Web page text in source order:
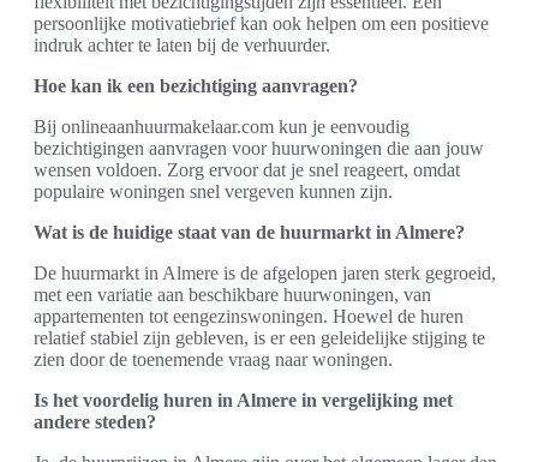
persoonlijke motivatiebrief kan ook helpen om een positieve
indruk achter te laten bij de verhuurder.
Hoe kan ik een bezichtiging aanvragen?
Bij onlineaanhuurmakelaar.com kun je eenvoudig
bezichtigingen aanvragen voor huurwoningen die aan jouw
wensen voldoen. Zorg ervoor dat je snel reageert, omdat
populaire woningen snel vergeven kunnen zijn.
Wat is de huidige staat van de huurmarkt in Almere?
De huurmarkt in Almere is de afgelopen jaren sterk gegroeid,
met een variatie aan beschikbare huurwoningen, van
appartementen tot eengezinswoningen. Hoewel de huren
relatief stabiel zijn gebleven, is er een geleidelijke stijging te
zien door de toenemende vraag naar woningen.
Is het voordelig huren in Almere in vergelijking met
andere steden?